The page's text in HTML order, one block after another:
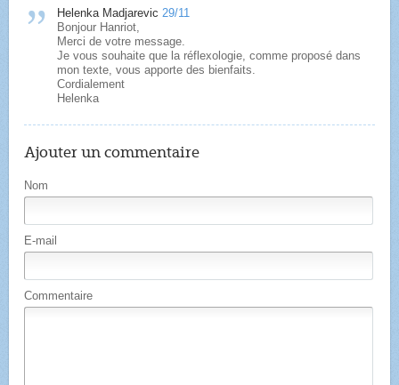
Helenka Madjarevic 29/11
Bonjour Hanriot,
Merci de votre message.
Je vous souhaite que la réflexologie, comme proposé dans
mon texte, vous apporte des bienfaits.
Cordialement
Helenka
Ajouter un commentaire
Nom
E-mail
Commentaire